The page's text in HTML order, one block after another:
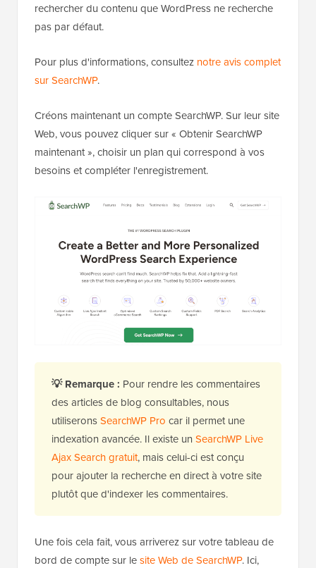
rechercher du contenu que WordPress ne recherche
pas par défaut.
Pour plus d'informations, consultez notre avis complet
sur SearchWP.
Créons maintenant un compte SearchWP. Sur leur site
Web, vous pouvez cliquer sur « Obtenir SearchWP
maintenant », choisir un plan qui correspond à vos
besoins et compléter l'enregistrement.
💡 Remarque : Pour rendre les commentaires
des articles de blog consultables, nous
utiliseronsSearchWP Pro car il permet une
indexation avancée. Il existe un SearchWP Live
Ajax Search gratuit, mais celui-ci est conçu
pour ajouter la recherche en direct à votre site
plutôt que d'indexer les commentaires.
Une fois cela fait, vous arriverez sur votre tableau de
bord de compte sur lesite Web de SearchWP. Ici,